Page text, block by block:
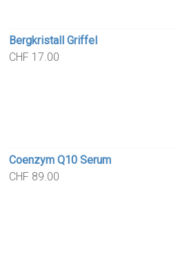
Bergkristall Griffel
CHF 17.00
Coenzym Q10 Serum
CHF 89.00